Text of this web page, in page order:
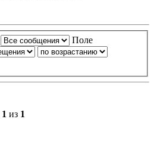
Поле
1 из 1